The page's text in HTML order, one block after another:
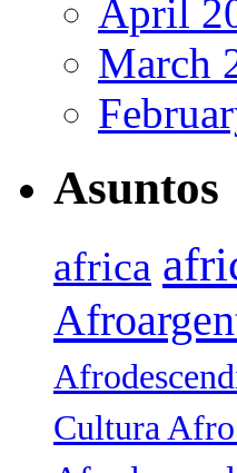
April
March
Asuntos
africa
Cultura